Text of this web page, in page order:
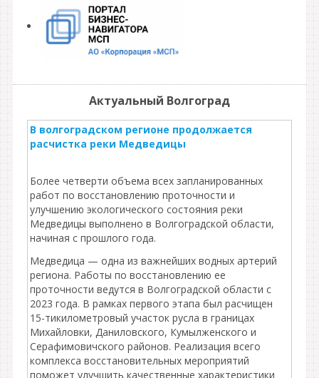
Актуальный Волгоград
В волгоградском регионе продолжается
расчистка реки Медведицы
Более четверти объема всех запланированных
работ по восстановлению проточности и
улучшению экологического состояния реки
Медведицы выполнено в Волгоградской области,
начиная с прошлого года.
Медведица — одна из важнейших водных артерий
региона. Работы по восстановлению ее
проточности ведутся в Волгоградской области с
2023 года. В рамках первого этапа был расчищен
15-тикилометровый участок русла в границах
Михайловки, Даниловского, Кумылженского и
Серафимовичского районов. Реализация всего
комплекса восстановительных мероприятий
поможет улучшить качественные характеристики